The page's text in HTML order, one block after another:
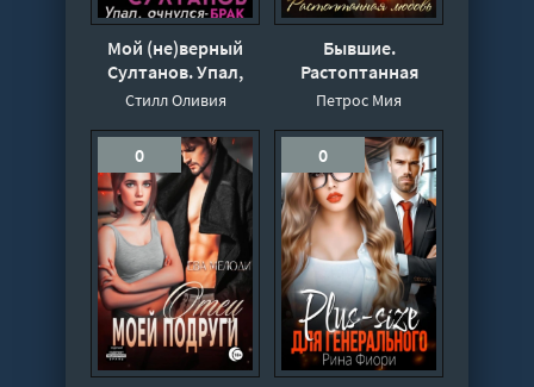
Мой (не)верный
Султанов. Упал,
очнулся – БРАК! -
Стилл Оливия
Бывшие.
Растоптанная
любовь - Мия
Петрос Мия
0 0